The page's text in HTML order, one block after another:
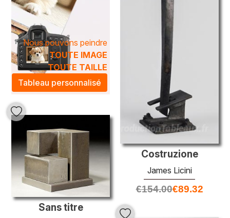
intemporelles de cet artiste talentueux.
Nous pouvons peindre
TOUTE IMAGE
TOUTE TAILLE
Tableau personnalisé
Costruzione
James Licini
€154.00€89.32
Sans titre